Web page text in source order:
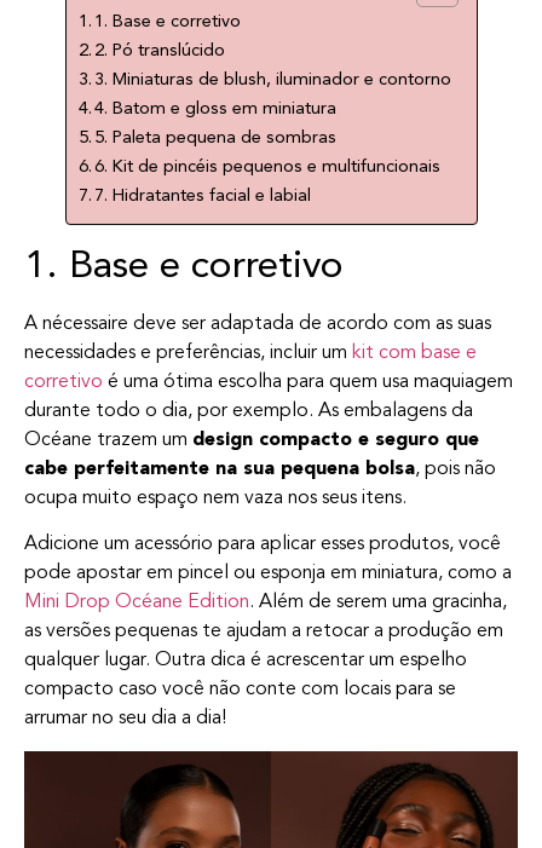
1. Base e corretivo
2. Pó translúcido
3. Miniaturas de blush, iluminador e contorno
4. Batom e gloss em miniatura
5. Paleta pequena de sombras
6. Kit de pincéis pequenos e multifuncionais
7. Hidratantes facial e labial
1. Base e corretivo
A nécessaire deve ser adaptada de acordo com as suas
necessidades e preferências, incluir um kit com base e
corretivo é uma ótima escolha para quem usa maquiagem
durante todo o dia, por exemplo. As embalagens da
Océane trazem um design compacto e seguro que
cabe perfeitamente na sua pequena bolsa, pois não
ocupa muito espaço nem vaza nos seus itens.
Adicione um acessório para aplicar esses produtos, você
pode apostar em pincel ou esponja em miniatura, como a
Mini Drop Océane Edition. Além de serem uma gracinha,
as versões pequenas te ajudam a retocar a produção em
qualquer lugar. Outra dica é acrescentar um espelho
compacto caso você não conte com locais para se
arrumar no seu dia a dia!